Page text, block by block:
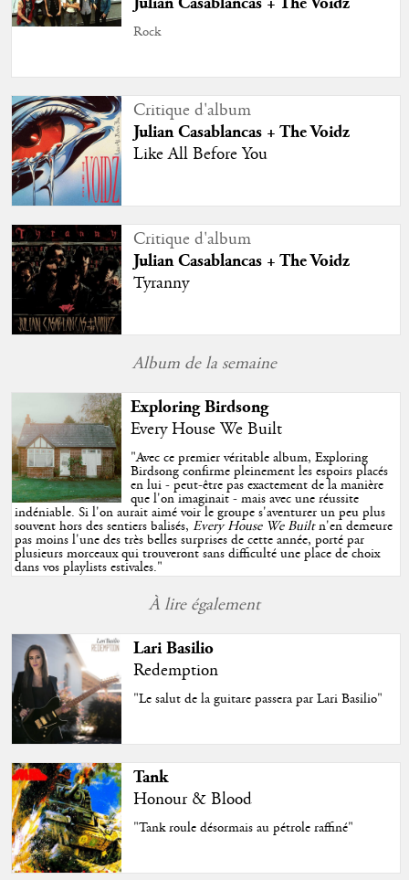
Rock
Critique d'album
Julian Casablancas + The Voidz
Like All Before You
Critique d'album
Julian Casablancas + The Voidz
Tyranny
Album de la semaine
Exploring Birdsong
Every House We Built
"Avec ce premier véritable album, Exploring
Birdsong confirme pleinement les espoirs placés
en lui - peut-être pas exactement de la manière
que l'on imaginait - mais avec une réussite
indéniable. Si l'on aurait aimé voir le groupe s'aventurer un peu plus
souvent hors des sentiers balisés,Every House We Builtn'en demeure
pas moins l'une des très belles surprises de cette année, porté par
plusieurs morceaux qui trouveront sans difficulté une place de choix
dans vos playlists estivales."
À lire également
Lari Basilio
Redemption
"Le salut de la guitare passera par Lari Basilio"
Tank
Honour & Blood
"Tank roule désormais au pétrole raffiné"